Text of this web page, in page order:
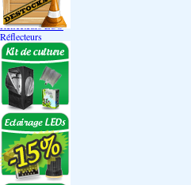
Kits ECO
Ampoules ECO
Réflecteurs ECO
Réflecteurs
Accessoires
Box Discount
Box par marque
Hortibox
Homebox
Dark Room II
GrowLab
Box par taille
Box 40 cm
Box 60 cm
Box 80-90 cm
Box 120 cm
Autres tailles Box